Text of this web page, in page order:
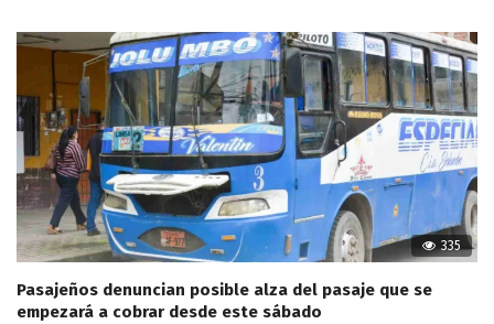
335
Pasajeños denuncian posible alza del pasaje que se
empezará a cobrar desde este sábado